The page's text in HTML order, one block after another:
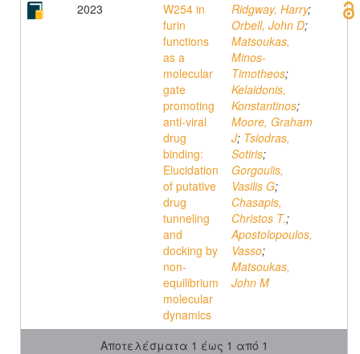
2023
W254 in
furin
functions
as a
molecular
gate
promoting
anti-viral
drug
binding:
Elucidation
of putative
drug
tunneling
and
docking by
non-
equilibrium
molecular
dynamics
Ridgway, Harry;
Orbell, John D;
Matsoukas,
Minos-
Timotheos;
Kelaidonis,
Konstantinos;
Moore, Graham
J; Tsiodras,
Sotiris;
Gorgoulis,
Vasilis G;
Chasapis,
Christos T.;
Apostolopoulos,
Vasso;
Matsoukas,
John M
Αποτελέσματα 1 έως 1 από 1